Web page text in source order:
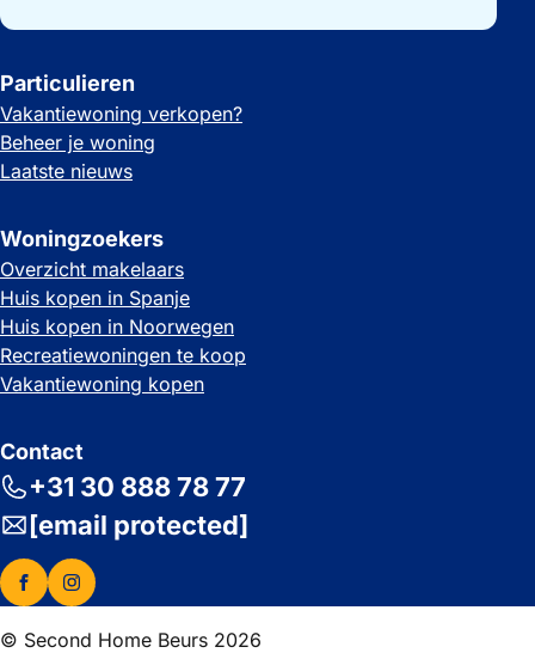
Particulieren
Vakantiewoning verkopen?
Beheer je woning
Laatste nieuws
Woningzoekers
Overzicht makelaars
Huis kopen in Spanje
Huis kopen in Noorwegen
Recreatiewoningen te koop
Vakantiewoning kopen
Contact
+31 30 888 78 77
[email protected]
© Second Home Beurs 2026